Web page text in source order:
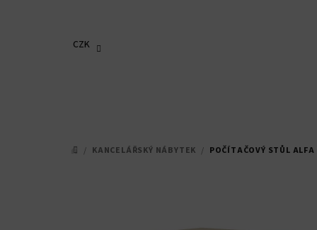
CZK
DOMŮ
/ KANCELÁŘSKÝ NÁBYTEK / POČÍTAČOVÝ STŮL ALFA